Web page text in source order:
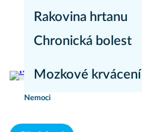
Nemoci
Rakovina hrtanu
Nemoci
Chronická bolest
Mozkové krvácení
Nemoci